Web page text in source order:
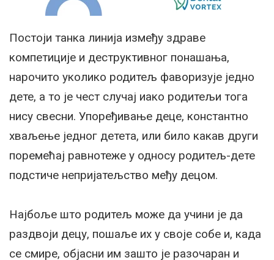
Постоји танка линија између здраве
компетиције и деструктивног понашања,
нарочито уколико родитељ фаворизује једно
дете, а то је чест случај иако родитељи тога
нису свесни. Упоређивање деце, константно
хваљење једног детета, или било какав други
поремећај равнотеже у односу родитељ-дете
подстиче непријатељство међу децом.
Најбоље што родитељ може да учини је да
раздвоји децу, пошаље их у своје собе и, када
се смире, објасни им зашто је разочаран и